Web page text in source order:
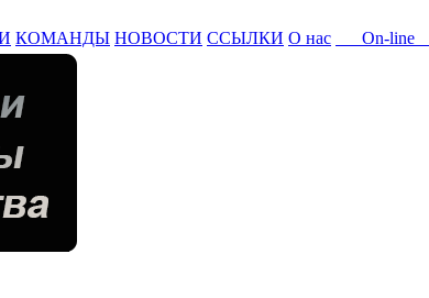
КОМАНДЫ НОВОСТИ ССЫЛКИ О нас On-line